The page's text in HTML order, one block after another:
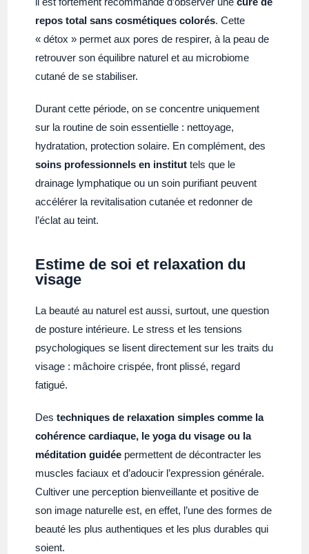
repos total sans cosmétiques colorés. Cette
« détox » permet aux pores de respirer, à la peau de
retrouver son équilibre naturel et au microbiome
cutané de se stabiliser.
Durant cette période, on se concentre uniquement
sur la routine de soin essentielle : nettoyage,
hydratation, protection solaire. En complément, des
soins professionnels en institut tels que le
drainage lymphatique ou un soin purifiant peuvent
accélérer la revitalisation cutanée et redonner de
l’éclat au teint.
Estime de soi et relaxation du
visage
La beauté au naturel est aussi, surtout, une question
de posture intérieure. Le stress et les tensions
psychologiques se lisent directement sur les traits du
visage : mâchoire crispée, front plissé, regard
fatigué.
Destechniques de relaxation simples comme la
cohérence cardiaque, le yoga du visage ou la
méditation guidée permettent de décontracter les
muscles faciaux et d’adoucir l’expression générale.
Cultiver une perception bienveillante et positive de
son image naturelle est, en effet, l’une des formes de
beauté les plus authentiques et les plus durables qui
soient.